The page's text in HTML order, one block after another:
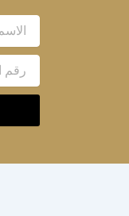
Name